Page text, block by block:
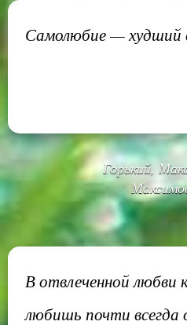
Самолюбие — худший
Горький,
В отвлеченной любви
любишь почти всегда